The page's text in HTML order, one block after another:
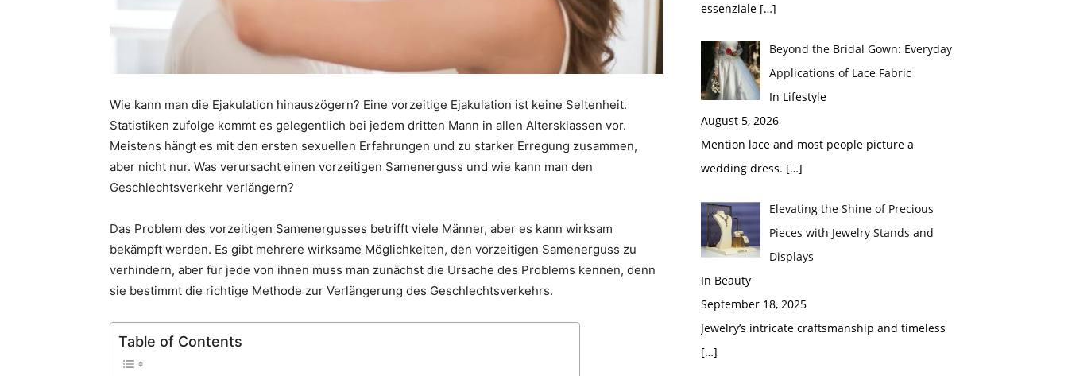
Wie kann man die Ejakulation hinauszögern? Eine vorzeitige Ejakulation ist keine Seltenheit.
Statistiken zufolge kommt es gelegentlich bei jedem dritten Mann in allen Altersklassen vor.
Meistens hängt es mit den ersten sexuellen Erfahrungen und zu starker Erregung zusammen,
aber nicht nur. Was verursacht einen vorzeitigen Samenerguss und wie kann man den
Geschlechtsverkehr verlängern?
Das Problem des vorzeitigen Samenergusses betrifft viele Männer, aber es kann wirksam
bekämpft werden. Es gibt mehrere wirksame Möglichkeiten, den vorzeitigen Samenerguss zu
verhindern, aber für jede von ihnen muss man zunächst die Ursache des Problems kennen, denn
sie bestimmt die richtige Methode zur Verlängerung des Geschlechtsverkehrs.
Table of Contents
essenziale […]
Beyond the Bridal Gown: Everyday
Applications of Lace Fabric
In Lifestyle
August 5, 2026
Mention lace and most people picture a
wedding dress. […]
Elevating the Shine of Precious
Pieces with Jewelry Stands and
Displays
In Beauty
September 18, 2025
Jewelry’s intricate craftsmanship and timeless
[…]